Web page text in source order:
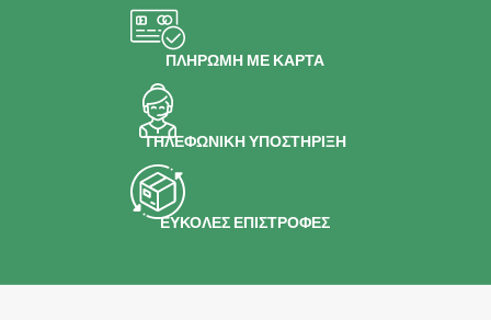
ΠΛΗΡΩΜΗ ΜΕ ΚΑΡΤΑ
ΤΗΛΕΦΩΝΙΚΗ ΥΠΟΣΤΗΡΙΞΗ
ΕΥΚΟΛΕΣ ΕΠΙΣΤΡΟΦΕΣ